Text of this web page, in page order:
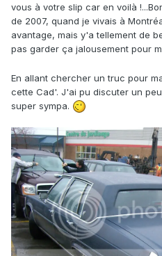
vous à votre slip car en voilà
de 2007, quand je vivais à
avantage, mais y'a tellement de
pas garder ça jalousement pour
En allant chercher un truc pour
cette Cad'. J'ai pu discuter un
super sympa.